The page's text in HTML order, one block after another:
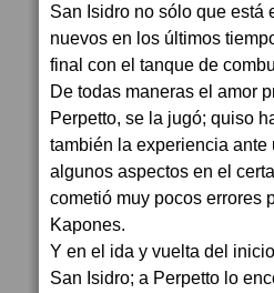
San Isidro no sólo que está
nuevos en los últimos
final con el tanque de
De todas maneras el amor
Perpetto, se la jugó; quiso
también la experiencia
algunos aspectos en el
cometió muy pocos errores
Kapones.
Y en el ida y vuelta del
San Isidro; a Perpetto lo